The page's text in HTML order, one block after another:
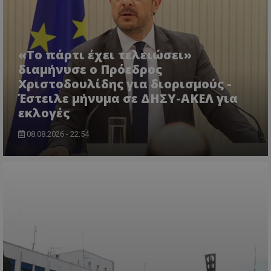
«Το πάρτι έχει τελειώσει»
διαμήνυσε ο Πρόεδρος
Χριστοδουλίδης για διορισμούς -
Έστειλε μήνυμα σε ΔΗΣΥ-ΑΚΕΛ για
εκλογές
08.08.2026 - 22:54
ASP.NET_SessionId
Microsoft Corporation